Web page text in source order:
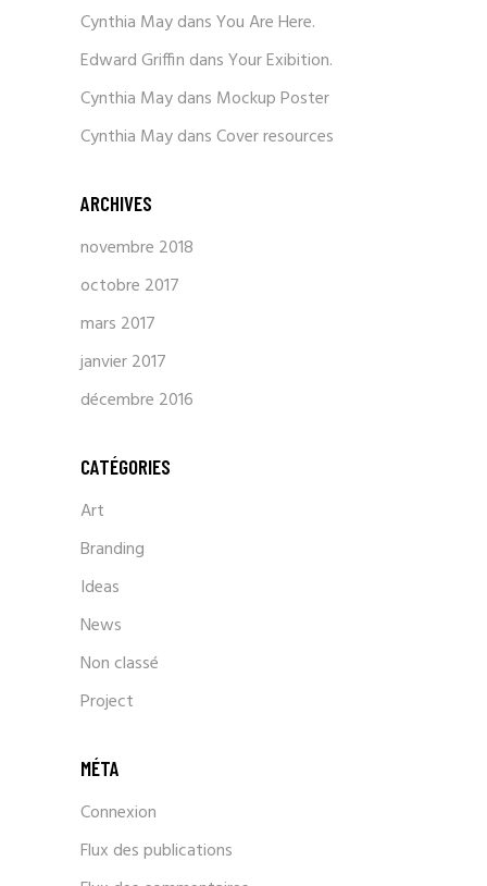
Cynthia MaydansYou Are Here.
Edward Griffin dansYour Exibition.
Cynthia Maydans Mockup Poster
Cynthia MaydansCover resources
ARCHIVES
novembre 2018
octobre 2017
mars 2017
janvier 2017
décembre 2016
CATÉGORIES
Art
Branding
Ideas
News
Non classé
Project
MÉTA
Connexion
Flux des publications